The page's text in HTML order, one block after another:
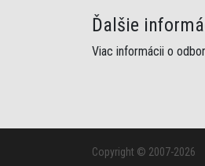
Ďalšie
Viac informácii o
Copyright © 2007-2026